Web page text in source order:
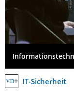
IT-Sicherheit